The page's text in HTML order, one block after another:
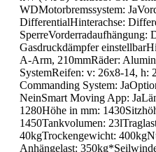
WDMotorbremssystem:
DifferentialHinterachse:
SperreVorderradaufhängung:
Gasdruckdämpfer
A-Arm, 210mmRäder:
SystemReifen: v: 26x8-14, h:
Commanding System:
NeinSmart Moving App:
1280Höhe in mm:
1450Tankvolumen:
40kgTrockengewicht:
Anhängelast: